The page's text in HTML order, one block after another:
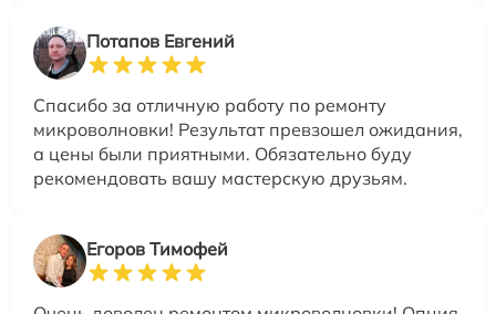
Потапов Евгений
Спасибо за отличную работу по ремонту
микроволновки! Результат превзошел ожидания,
а цены были приятными. Обязательно буду
рекомендовать вашу мастерскую друзьям.
Егоров Тимофей